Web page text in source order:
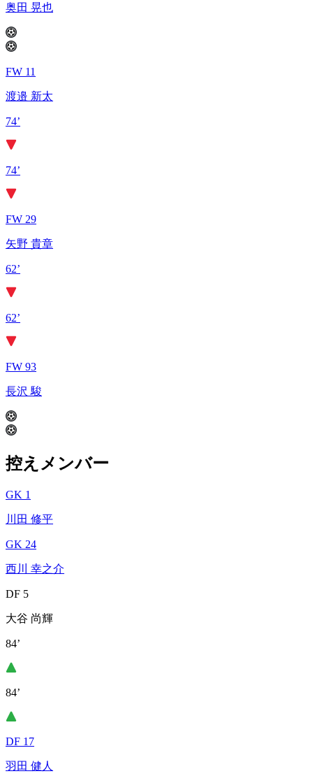
奥田 晃也
FW 11
渡邉 新太
74’
74’
FW 29
矢野 貴章
62’
62’
FW 93
長沢 駿
控えメンバー
GK 1
川田 修平
GK 24
西川 幸之介
DF 5
大谷 尚輝
84’
84’
DF 17
羽田 健人